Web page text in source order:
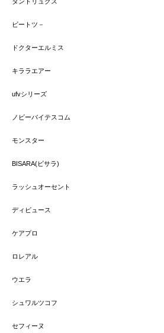
ビートツ－
ドクターエルミス
キララエアー
ufvシリーズ
ノビーバイテスコム
モンスター
BISARA(ビサラ)
ラッシュオーセント
ディビュース
ケアプロ
ロレアル
ウエラ
シュワルツコフ
セフィーヌ